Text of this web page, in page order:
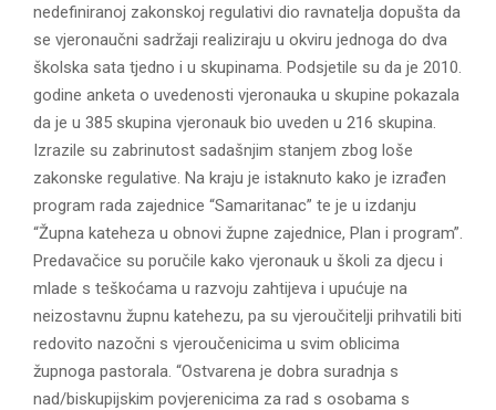
nedefiniranoj zakonskoj regulativi dio ravnatelja dopušta da
se vjeronaučni sadržaji realiziraju u okviru jednoga do dva
školska sata tjedno i u skupinama. Podsjetile su da je 2010.
godine anketa o uvedenosti vjeronauka u skupine pokazala
da je u 385 skupina vjeronauk bio uveden u 216 skupina.
Izrazile su zabrinutost sadašnjim stanjem zbog loše
zakonske regulative. Na kraju je istaknuto kako je izrađen
program rada zajednice “Samaritanac” te je u izdanju
“Župna kateheza u obnovi župne zajednice, Plan i program”.
Predavačice su poručile kako vjeronauk u školi za djecu i
mlade s teškoćama u razvoju zahtijeva i upućuje na
neizostavnu župnu katehezu, pa su vjeroučitelji prihvatili biti
redovito nazočni s vjeroučenicima u svim oblicima
župnoga pastorala. “Ostvarena je dobra suradnja s
nad/biskupijskim povjerenicima za rad s osobama s